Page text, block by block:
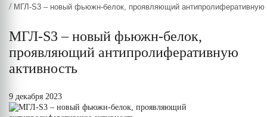
/ МГЛ-S3 – новый фьюжн-белок, проявляющий антипролиферативную
МГЛ-S3 – новый фьюжн-белок,
проявляющий антипролиферативную
активность
9 декабря 2023